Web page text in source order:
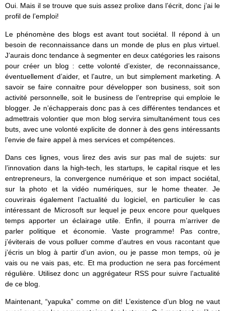
Oui. Mais il se trouve que suis assez prolixe dans l’écrit, donc j’ai le
profil de l’emploi!
Le phénomène des blogs est avant tout sociétal. Il répond à un
besoin de reconnaissance dans un monde de plus en plus virtuel.
J’aurais donc tendance à segmenter en deux catégories les raisons
pour créer un blog : cette volonté d’exister, de reconnaissance,
éventuellement d’aider, et l’autre, un but simplement marketing. A
savoir se faire connaitre pour développer son business, soit son
activité personnelle, soit le business de l’entreprise qui emploie le
blogger. Je n’échapperais donc pas à ces différentes tendances et
admettrais volontier que mon blog servira simultanément tous ces
buts, avec une volonté explicite de donner à des gens intéressants
l’envie de faire appel à mes services et compétences.
Dans ces lignes, vous lirez des avis sur pas mal de sujets: sur
l’innovation dans la high-tech, les startups, le capital risque et les
entrepreneurs, la convergence numérique et son impact sociétal,
sur la photo et la vidéo numériques, sur le home theater. Je
couvrirais également l’actualité du logiciel, en particulier le cas
intéressant de Microsoft sur lequel je peux encore pour quelques
temps apporter un éclairage utile. Enfin, il pourra m’arriver de
parler politique et économie. Vaste programme! Pas contre,
j’éviterais de vous polluer comme d’autres en vous racontant que
j’écris un blog à partir d’un avion, ou je passe mon temps, où je
vais ou ne vais pas, etc. Et ma production ne sera pas forcément
régulière. Utilisez donc un aggrégateur RSS pour suivre l’actualité
de ce blog.
Maintenant, “yapuka” comme on dit! L’existence d’un blog ne vaut